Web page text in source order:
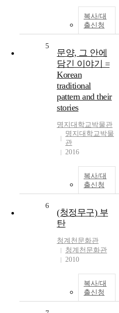
복사/대
출신청
5
문양, 그 안에
담긴 이야기 =
Korean
traditional
pattern and their
stories
명지대학교박물관
명지대학교박물
관
2016
복사/대
출신청
6
(청정무구) 부
탄
청계천문화관
청계천문화관
2010
복사/대
출신청